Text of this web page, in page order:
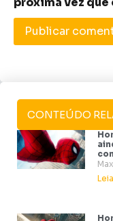
CONTEÚDO